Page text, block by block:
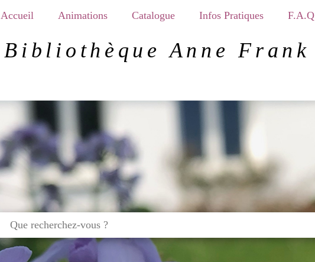
Accueil Animations Catalogue Infos Pratiques F.A.Q
Bibliothèque Anne Frank